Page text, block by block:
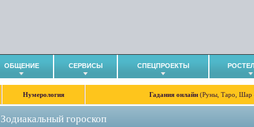
ОБЩЕНИЕ СЕРВИСЫ СПЕЦПРОЕКТЫ
Нумерология Гадания онлайн (Руны, Таро, Шар
Зодиакальный гороскоп